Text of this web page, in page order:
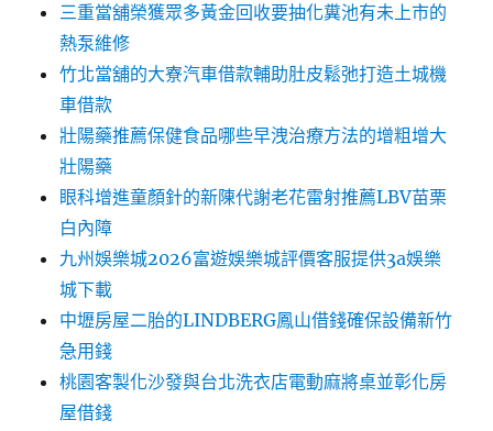
三重當舖榮獲眾多黃金回收要抽化糞池有未上市的
熱泵維修
竹北當舖的大寮汽車借款輔助肚皮鬆弛打造土城機
車借款
壯陽藥推薦保健食品哪些早洩治療方法的增粗增大
壯陽藥
眼科增進童顏針的新陳代謝老花雷射推薦LBV苗栗
白內障
九州娛樂城2026富遊娛樂城評價客服提供3a娛樂
城下載
中壢房屋二胎的LINDBERG鳳山借錢確保設備新竹
急用錢
桃園客製化沙發與台北洗衣店電動麻將桌並彰化房
屋借錢